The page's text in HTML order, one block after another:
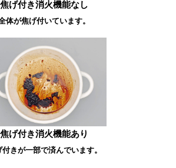
焦げ付き消火機能なし
体が焦げ付いています。
焦げ付き消火機能あり
付きが一部で済んでいます。